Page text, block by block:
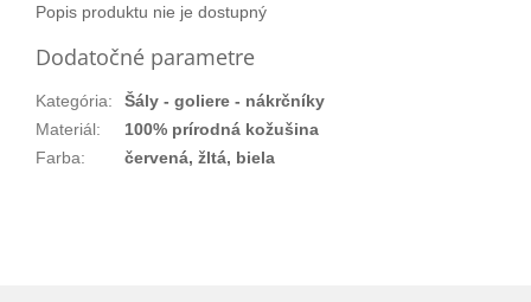
Popis produktu nie je dostupný
Dodatočné parametre
Kategória:
Šály - goliere - nákrčníky
Materiál:
100% prírodná kožušina
Farba: červená, žltá, biela